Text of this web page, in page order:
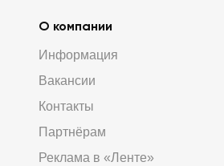
О компании
Информация
Вакансии
Контакты
Партнёрам
Реклама в «Ленте»